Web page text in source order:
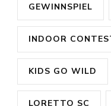
GEWINNSPIEL
INDOOR
KIDS GO WILD
LORETTO SC